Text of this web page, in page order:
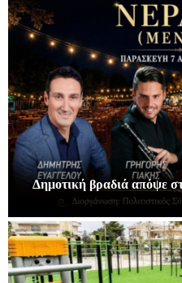
Δημοτική βραδιά απόψε